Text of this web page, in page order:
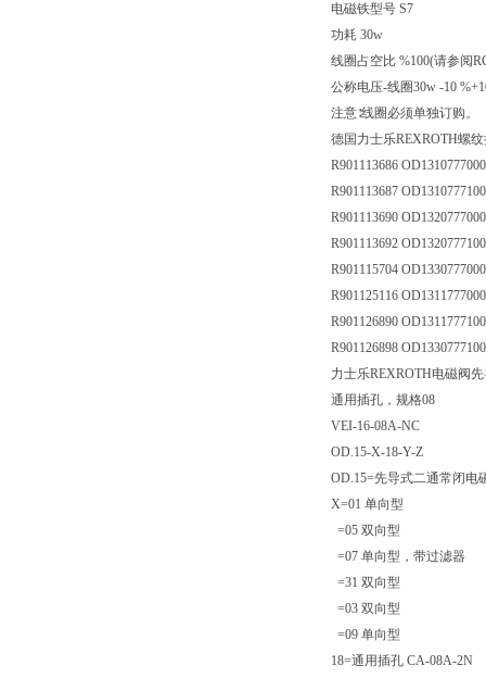
电磁铁型号 S7
功耗 30w
线圈占空比 %100(请参阅
公称电压-线圈30w -10
注意∶线圈必须单独订购。
德国力士乐REXROTH螺
R901113686
R901113687
R901113690
R901113692
R901115704
R901125116
R901126890
R901126898
力士乐REXROTH电磁阀
通用插孔，规格08
VEI-16-08A-NC
OD.15-X-18-Y-Z
OD.15=先导式二通常闭电
X=01 单向型
=05 双向型
=07 单向型，带过滤器
=31 双向型
=03 双向型
=09 单向型
18=通用插孔 CA-08A-2N